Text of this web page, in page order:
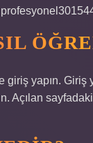
yapın. Giriş
Açılan